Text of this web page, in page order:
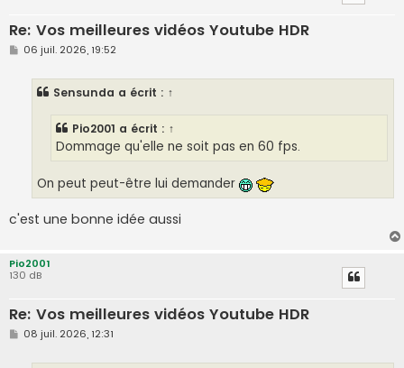
Re: Vos meilleures vidéos Youtube HDR
M
06 juil. 2026, 19:52
Sensunda a écrit : ↑
Pio2001 a écrit : ↑
Dommage qu'elle ne soit pas en 60 fps.
On peut peut-être lui demander
c'est une bonne idée aussi
Pio2001
130 dB
Re: Vos meilleures vidéos Youtube HDR
M
08 juil. 2026, 12:31